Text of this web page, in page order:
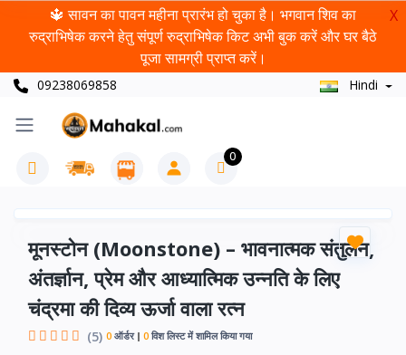
🔱 सावन का पावन महीना प्रारंभ हो चुका है। भगवान शिव का
रुद्राभिषेक करने हेतु संपूर्ण रुद्राभिषेक किट अभी बुक करें और घर बैठे
पूजा सामग्री प्राप्त करें।
X
09238069858 Hindi
0
मूनस्टोन (Moonstone) – भावनात्मक संतुलन,
अंतर्ज्ञान, प्रेम और आध्यात्मिक उन्नति के लिए
चंद्रमा की दिव्य ऊर्जा वाला रत्न
(5) 0 ऑर्डर 0 विश लिस्ट में शामिल किया गया